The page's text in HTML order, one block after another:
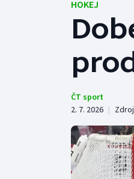
Hokej
Tenis
Cyklistika
HOKEJ
ČT sport
2. 7. 2026 |